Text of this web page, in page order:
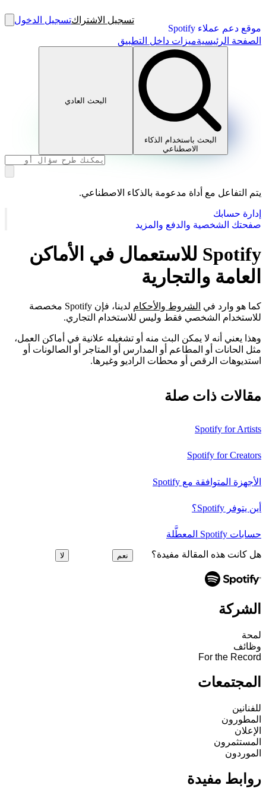
موقع دعم عملاء Spotify
تسجيل الاشتراكتسجيل الدخول
الصفحة الرئيسيةميزات داخل التطبيق
البحث باستخدام الذكاء
الاصطناعي
البحث العادي
يتم التفاعل مع أداة مدعومة بالذكاء الاصطناعي.
إدارة حسابك
صفحتك الشخصية والدفع والمزيد
Spotify للاستعمال في الأماكن
العامة والتجارية
كما هو وارد في الشروط والأحكام
لدينا، فإن Spotify مخصصة
للاستخدام الشخصي فقط وليس للاستخدام التجاري.
وهذا يعني أنه لا يمكن البث منه أو تشغيله علانية في أماكن العمل،
مثل الحانات أو المطاعم أو المدارس أو المتاجر أو الصالونات أو
استديوهات الرقص أو محطات الراديو وغيرها.
مقالات ذات صلة
Spotify for Artists
Spotify for Creators
الأجهزة المتوافقة مع Spotify
أين يتوفر Spotify؟
حسابات Spotify المعطَّلة
هل كانت هذه المقالة مفيدة؟ نعم لا
الشركة
لمحة
وظائف
For the Record
المجتمعات
للفنانين
المطورون
الإعلان
المستثمرون
الموردون
روابط مفيدة